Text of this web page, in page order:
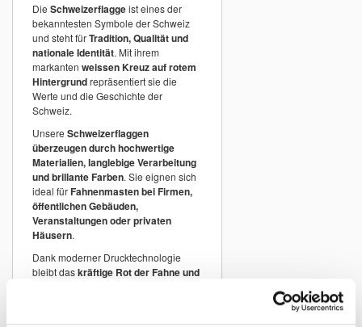
Die Schweizerflaggeist eines der
bekanntesten Symbole der Schweiz
und steht fürTradition, Qualität und
nationale Identität. Mit ihrem
markanten weissen Kreuz auf rotem
Hintergrundrepräsentiert sie die
Werte und die Geschichte der
Schweiz.
Unsere Schweizerflaggen
überzeugen durch hochwertige
Materialien, langlebige Verarbeitung
und brillante Farben. Sie eignen sich
ideal fürFahnenmasten bei Firmen,
öffentlichen Gebäuden,
Veranstaltungen oder privaten
Häusern.
Dank moderner Drucktechnologie
bleibt daskräftige Rot der Fahne und